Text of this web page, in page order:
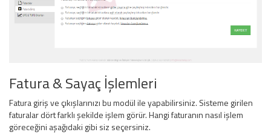
Fatura & Sayaç İşlemleri
Fatura giriş ve çıkışlarınızı bu modül ile yapabilirsiniz. Sisteme girilen
faturalar dört farklı şekilde işlem görür. Hangi faturanın nasıl işlem
göreceğini aşağıdaki gibi siz seçersiniz.